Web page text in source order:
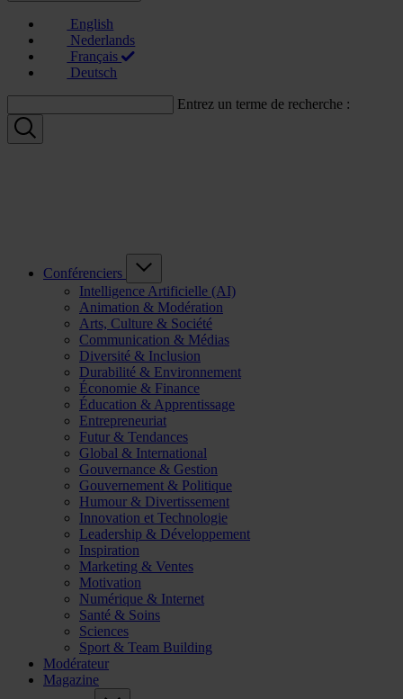
English
Nederlands
Français
Deutsch
Entrez un terme de recherche :
Conférenciers
Intelligence Artificielle (AI)
Animation & Modération
Arts, Culture & Société
Communication & Médias
Diversité & Inclusion
Durabilité & Environnement
Économie & Finance
Éducation & Apprentissage
Entrepreneuriat
Futur & Tendances
Global & International
Gouvernance & Gestion
Gouvernement & Politique
Humour & Divertissement
Innovation et Technologie
Leadership & Développement
Inspiration
Marketing & Ventes
Motivation
Numérique & Internet
Santé & Soins
Sciences
Sport & Team Building
Modérateur
Magazine